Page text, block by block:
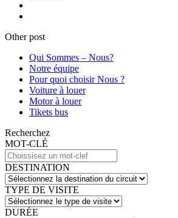
Other post
Qui Sommes – Nous?
Notre équipe
Pour quoi choisir Nous ?
Voiture à louer
Motor à louer
Tikets bus
Recherchez
MOT-CLÉ
DESTINATION
TYPE DE VISITE
DURÉE